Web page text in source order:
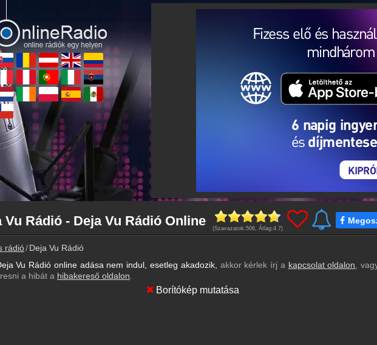
Vu Rádió - Deja Vu Rádió Online (Szavazatok:506, Átlag:4.7)
rádió Deja Vu Rádió
Vu Rádió online adása nem indul, esetleg akadozik, akkor kérlek írj a kapcsolat oldalon ,
a hibát a hibakereső oldalon
Borítókép mutatása